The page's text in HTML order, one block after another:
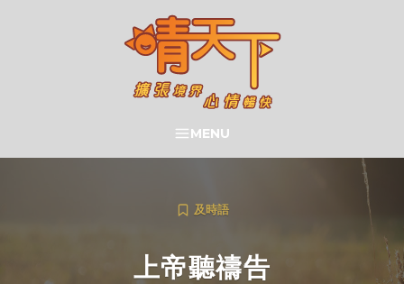
晴天下 SHININGMEUP
SEARCH
MENU
及時語
上帝聽禱告